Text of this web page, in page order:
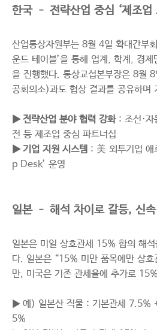
한국 – 전략산업 중심 ‘제조업
산업통상자원부는 8월 4일 확대간부
운드 테이블’을 통해 업계, 학계, 경
을 진행했다. 통상교섭본부장은 8월
공회의소)과도 협상 결과를 공유하며
▶ 전략산업 분야 협력 강화: 조선·자
전 등 제조업 중심 파트너십
▶ 기업 지원 시스템 : 美 외투기업 애
p Desk’ 운영
일본 – 해석 차이로 갈등, 신
일본은 미일 상호관세 15% 합의 해석
다. 일본은 “15% 미만 품목에만 상호
만, 미국은 기존 관세율에 추가로
▶ 예) 일본산 직물 : 기본관세 7.5%
5%